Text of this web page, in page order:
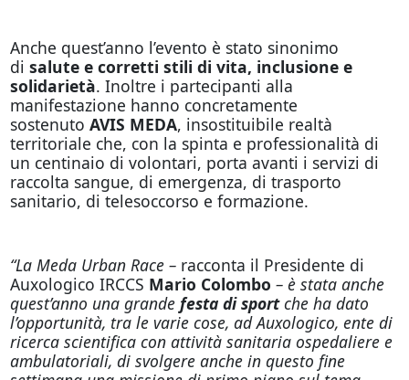
Anche quest’anno l’evento è stato sinonimo
di salute e corretti stili di vita, inclusione e
solidarietà. Inoltre i partecipanti alla
manifestazione hanno concretamente
sostenuto AVIS MEDA, insostituibile realtà
territoriale che, con la spinta e professionalità di
un centinaio di volontari, porta avanti i servizi di
raccolta sangue, di emergenza, di trasporto
sanitario, di telesoccorso e formazione.
“La Meda Urban Race – racconta il Presidente di
Auxologico IRCCS Mario Colombo – è stata anche
quest’anno una grande festa di sportche ha dato
l’opportunità, tra le varie cose, ad Auxologico, ente di
ricerca scientifica con attività sanitaria ospedaliere e
ambulatoriali, di svolgere anche in questo fine